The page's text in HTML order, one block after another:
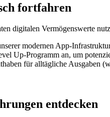
fortfahren
digitalen Vermögenswerte
modernen App-
Up-Programm an, um
für alltägliche Ausgaben
entdecken